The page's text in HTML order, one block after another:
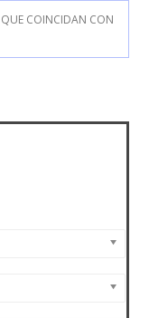
COINCIDAN CON